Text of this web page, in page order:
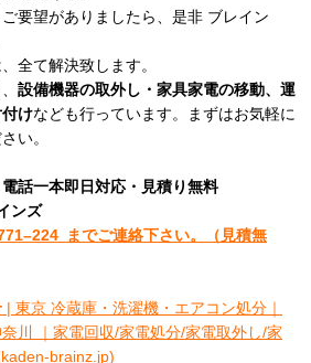
要望がありましたら、是非 ブレイン
全て解決致します。
設備機器の取外し・家具家電の移動、運
けなども行っています。まずはお気軽に
い。
話一本即日対応・見積り無料
ンズ
–224 までご連絡下さい。
（見積無
| 東京 冷蔵庫・洗濯機・エアコン処分｜
川 ｜家電回収/家電処分/家電取外し/家
brainz.jp)